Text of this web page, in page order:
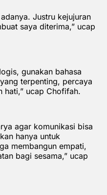
Justru kejujuran
saya diterima,” ucap
gunakan bahasa
terpenting, percaya
hati,” ucap Chofifah.
agar komunikasi bisa
hanya untuk
membangun empati,
bagi sesama,” ucap